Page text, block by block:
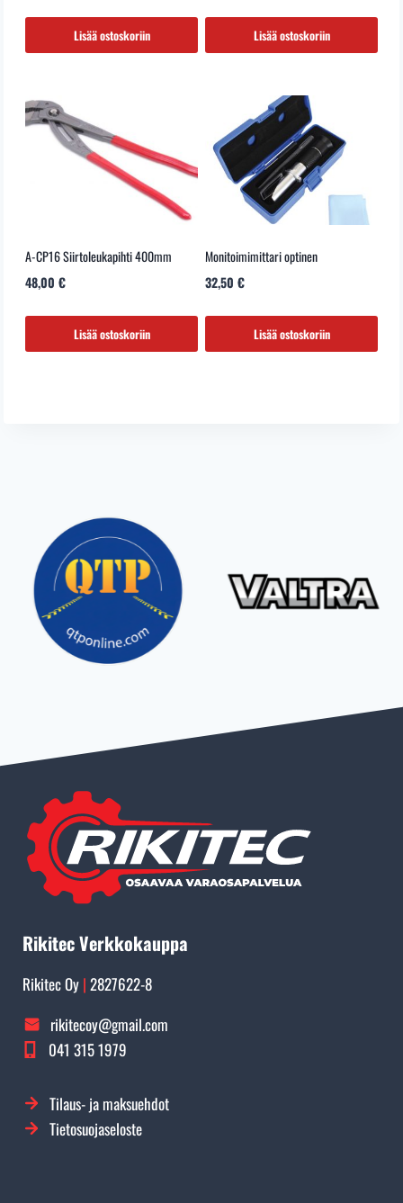
Lisää ostoskoriin Lisää ostoskoriin
A-CP16 Siirtoleukapihti 400mm
48,00 €
Lisää ostoskoriin
Monitoimimittari optinen
32,50 €
Lisää ostoskoriin
Rikitec Verkkokauppa
Rikitec Oy | 2827622-8
rikitecoy@gmail.com
041 315 1979
Tilaus- ja maksuehdot
Tietosuojaseloste